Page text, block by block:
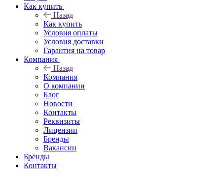
Как купить
Назад
Как купить
Условия оплаты
Условия доставки
Гарантия на товар
Компания
Назад
Компания
О компании
Блог
Новости
Контакты
Реквизиты
Лицензии
Бренды
Вакансии
Бренды
Контакты